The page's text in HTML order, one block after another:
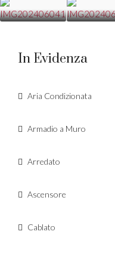
In Evidenza
Aria Condizionata
Armadio a Muro
Arredato
Ascensore
Cablato